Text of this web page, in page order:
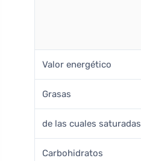
Valor energético
Grasas
de las cuales saturadas
Carbohidratos